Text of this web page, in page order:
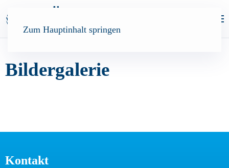
Zum Hauptinhalt springen
Bildergalerie
Kontakt